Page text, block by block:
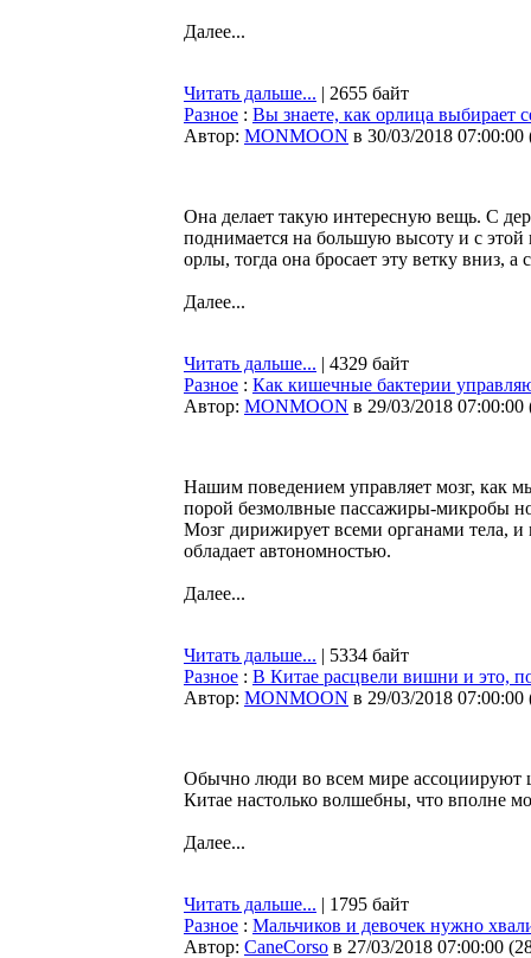
Далее...
Читать дальше... | 2655 байт
Разное : Вы знаете, как орлица выбирает
Автор: MONMOON в 30/03/2018 07:00:00
Она делает такую интересную вещь. С
поднимается на большую высоту и с этой
орлы, тогда она бросает эту ветку вниз, а
Далее...
Читать дальше... | 4329 байт
Разное : Как кишечные бактерии
Автор: MONMOON в 29/03/2018 07:00:00
Нашим поведением управляет мозг, как
порой безмолвные пассажиры-микробы
Мозг дирижирует всеми органами тела,
обладает автономностью.
Далее...
Читать дальше... | 5334 байт
Разное : В Китае расцвели вишни и это,
Автор: MONMOON в 29/03/2018 07:00:00
Обычно люди во всем мире ассоциируют
Китае настолько волшебны, что вполне
Далее...
Читать дальше... | 1795 байт
Разное : Мальчиков и девочек нужно
Автор: CaneCorso в 27/03/2018 07:00:00 (